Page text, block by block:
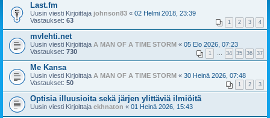
Last.fm
Uusin viesti Kirjoittaja johnson83 « 02 Helmi 2018, 23:39
Vastaukset: 63 1 2 3 4
mvlehti.net
Uusin viesti Kirjoittaja A MAN OF A TIME STORM « 05 Elo 2026, 07:23
Vastaukset: 730 1 … 34 35 36 37
Me Kansa
Uusin viesti Kirjoittaja A MAN OF A TIME STORM « 30 Heinä 2026, 07:48
Vastaukset: 50 1 2 3
Optisia illuusioita sekä järjen ylittäviä ilmiöitä
Uusin viesti Kirjoittaja ekhnaton « 01 Heinä 2026, 15:43